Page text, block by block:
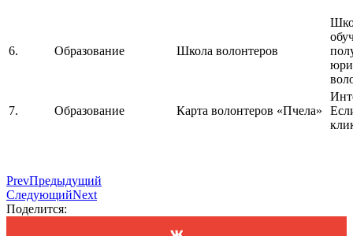
6. Образование Школа волонтеров
7. Образование Карта волонтеров «Пчела»
PrevПредыдущий
СледующийNext
Поделится: